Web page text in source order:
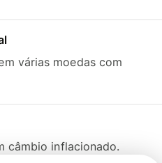
várias moedas com
câmbio inflacionado.